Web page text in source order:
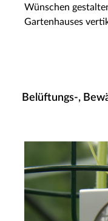
Wünschen
Gartenhauses
Belüftungs-,